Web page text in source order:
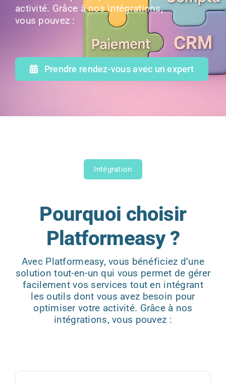
activité. Grâce à nos intégrations,
vous pouvez :
Prendre rendez-vous avec un expert
Intégration
Pourquoi choisir
Platformeasy ?
Avec Platformeasy, vous bénéficiez d’une
solution tout-en-un qui vous permet de gérer
facilement vos services tout en intégrant
les outils dont vous avez besoin pour
optimiser votre activité. Grâce à nos
intégrations, vous pouvez :